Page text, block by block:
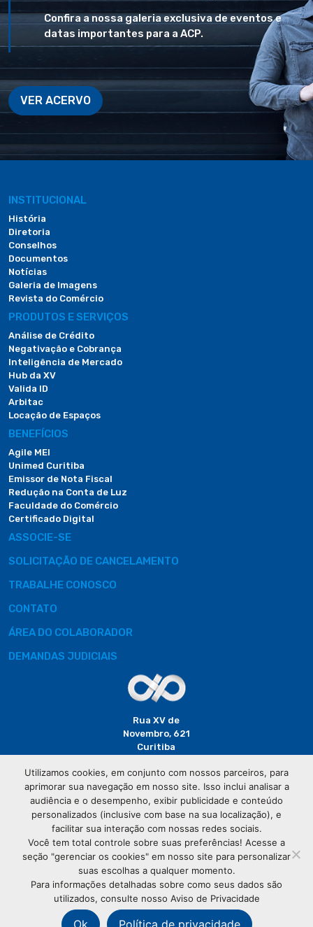
Confira a nossa galeria exclusiva de eventos e
datas importantes para a ACP.
VER ACERVO
INSTITUCIONAL
História
Diretoria
Conselhos
Documentos
Notícias
Galeria de Imagens
Revista do Comércio
PRODUTOS E SERVIÇOS
Análise de Crédito
Negativação e Cobrança
Inteligência de Mercado
Hub da XV
Valida ID
Arbitac
Locação de Espaços
BENEFÍCIOS
Agile MEI
Unimed Curitiba
Emissor de Nota Fiscal
Redução na Conta de Luz
Faculdade do Comércio
Certificado Digital
ASSOCIE-SE
SOLICITAÇÃO DE CANCELAMENTO
TRABALHE CONOSCO
CONTATO
ÁREA DO COLABORADOR
DEMANDAS JUDICIAIS
Rua XV de
Novembro, 621
Curitiba
(41) 3320-
2929
© CopyrightAssociação Comercial do Paraná - Todos os
direitos reservados
Utilizamos cookies, em conjunto com nossos parceiros, para
aprimorar sua navegação em nosso site. Isso inclui analisar a
audiência e o desempenho, exibir publicidade e conteúdo
personalizados (inclusive com base na sua localização), e
facilitar sua interação com nossas redes sociais.
Você tem total controle sobre suas preferências! Acesse a
seção "gerenciar os cookies" em nosso site para personalizar
suas escolhas a qualquer momento.
Para informações detalhadas sobre como seus dados são
utilizados, consulte nosso Aviso de Privacidade
Ok Política de privacidade